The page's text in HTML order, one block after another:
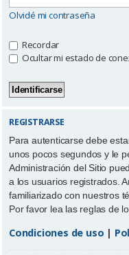
Olvidé mi contraseña
Recordar
Ocultar mi estado de
REGISTRARSE
Para autenticarse debe
unos pocos segundos y le
Administración del Sitio
a los usuarios registrados.
familiarizado con nuestros
Por favor lea las reglas de
Condiciones de uso |